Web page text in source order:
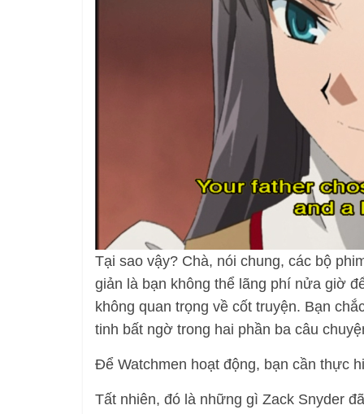
Tại sao vậy? Chà, nói chung, các bộ
giản là bạn không thể lãng phí nửa giờ
không quan trọng về cốt truyện. Bạn
tinh bất ngờ trong hai phần ba câu
Để Watchmen hoạt động, bạn cần thực
Tất nhiên, đó là những gì Zack Snyder